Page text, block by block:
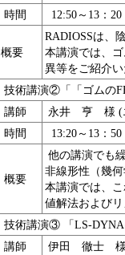
時間
12:50～13：20
概要
RADIOSSは、
本講演では、
異等をご紹介い
技術講演②「「ゴムの
講師
永井 亨 様 (
時間
13:20～13：50
概要
他の講演でも
非線形性（幾
本講演では、
値解法および
技術講演③ 「LS-
講師
伊田 徹士 様